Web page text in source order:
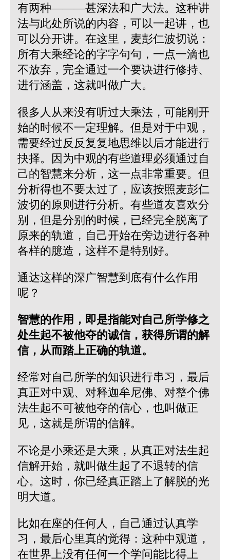
有两种———甚深法和广大法。这种讲
法与此处所说的内容，可以一起讲，也
可以分开讲。在这里，麦彭仁波切说：
所有大乘经论的字字句句，一点一滴也
不放弃，完全通过一个要诀进行修持、
进行涵盖，这就叫做广大。
很多人从来没有听过大乘法，可能刚开
始的时候不一定理解。但是对于中观，
需要经过反反复复地思维以后才能进行
抉择。因为中观的有些道理必须通过自
己的智慧来分析，这一点非常重要。但
分析得也不要太过了，应该按照麦彭仁
波切的原则进行分析。有些道友喜欢分
别，但是分别的时候，已经完全脱离了
原来的轨道，自己开始在旁边进行各种
各样的臆造，这样不是特别好。
通达这样的深广智慧到底有什么作用
呢？
智慧的作用，即是指能对自己所学修之
处生起不被他夺的诚信，获得所谓的解
信，从而踏上正确的轨道。
经常对自己所学的知识进行串习，最后
真正对中观、对释迦牟尼佛、对整个佛
法生起不可被他夺的信心，也叫做正
见，这就是所谓的信解。
不论是小乘还是大乘，从真正对法生起
信解开始，就叫做生起了不退转的信
心。这时，你已经真正踏上了解脱的光
明大道。
比如在座的任何人，自己通过认真学
习，最后心里真的觉得：这种中观道，
在世界上没有任何一个学问能比得上